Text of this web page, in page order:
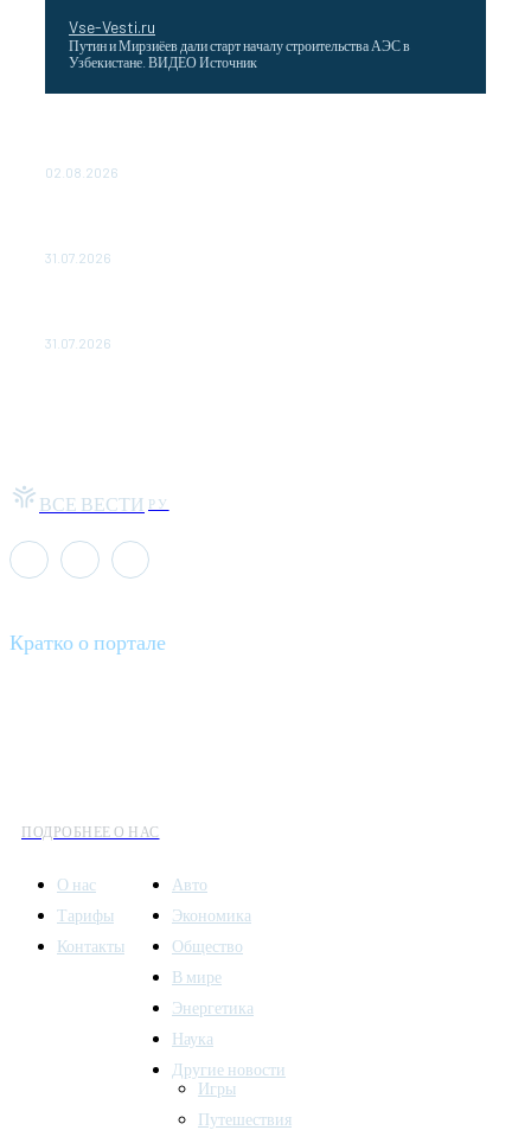
Vse-Vesti.ru
Путин и Мирзиёев дали старт началу строительства АЭС в
Узбекистане. ВИДЕО Источник
02.08.2026
31.07.2026
31.07.2026
ВСЕ ВЕСТИ РУ
Кратко о портале
ПОДРОБНЕЕ О НАС
О нас
Тарифы
Контакты
Авто
Экономика
Общество
В мире
Энергетика
Наука
Другие новости
Игры
Путешествия